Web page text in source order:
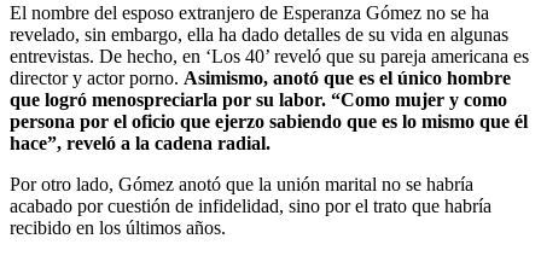
El nombre del esposo extranjero de Esperanza Gómez no se ha
revelado, sin embargo, ella ha dado detalles de su vida en algunas
entrevistas. De hecho, en ‘Los 40’ reveló que su pareja americana es
director y actor porno. Asimismo, anotó que es el único hombre
que logró menospreciarla por su labor. “Como mujer y como
persona por el oficio que ejerzo sabiendo que es lo mismo que él
hace”, reveló a la cadena radial.
Por otro lado, Gómez anotó que la unión marital no se habría
acabado por cuestión de infidelidad, sino por el trato que habría
recibido en los últimos años.